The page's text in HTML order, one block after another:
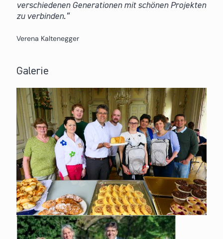
verschiedenen Generationen mit schönen Projekten
zu verbinden.
Verena Kaltenegger
Galerie